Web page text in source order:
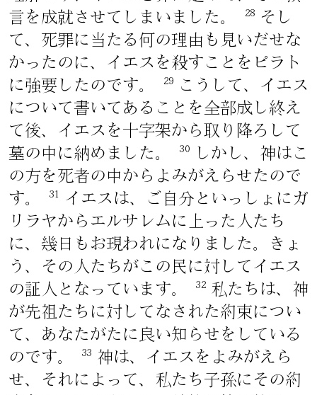
言を成就させてしまいました。
28
そし
て、死罪に当たる何の理由も見いだせな
かったのに、イエスを殺すことをピラト
に強要したのです。
29
こうして、イエス
について書いてあることを全部成し終え
て後、イエスを十字架から取り降ろして
墓の中に納めました。
30
しかし、神はこ
の方を死者の中からよみがえらせたので
す。
31
イエスは、ご自分といっしょにガ
リラヤからエルサレムに上った人たち
に、幾日もお現われになりました。きょ
う、その人たちがこの民に対してイエス
の証人となっています。
32 私たちは、神
が先祖たちに対してなされた約束につい
て、あなたがたに良い知らせをしている
のです。
33
神は、イエスをよみがえら
せ、それによって、私たち子孫にその約